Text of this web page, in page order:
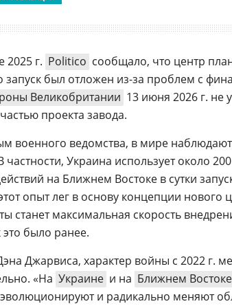
2025 г. Politico сообщало, что центр
запуск был отложен из-за проблем с
Великобритании 13 июня 2026 г. не
проекта завода.
военного ведомства, в мире
частности, Украина использует около
на Ближнем Востоке в сутки
опыт лег в основу концепции
станет максимальная скорость
это было ранее.
Джарвиса, характер войны с 2022 г.
«На Украине и на Ближнем Востоке
и радикально меняют